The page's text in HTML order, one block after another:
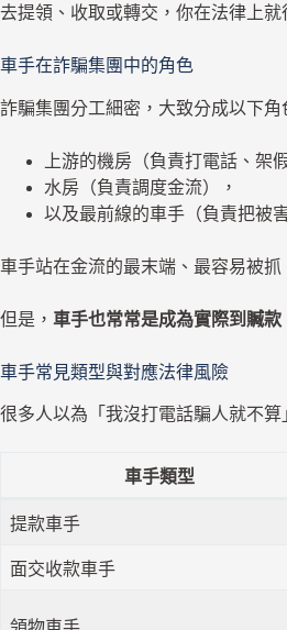
去提領、收取或轉交，你在法律上
車手在詐騙集團中的角色
詐騙集團分工細密，大致分成以下角
上游的機房（負責打電話、架
水房（負責調度金流），
以及最前線的車手（負責把被
車手站在金流的最末端、最容易被
但是， 車手也常常是成為實際到贓
車手常見類型與對應法律風險
很多人以為「我沒打電話騙人就不
車手類型
提款車手
面交收款車手